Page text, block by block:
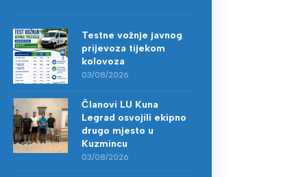
Testne vožnje javnog
prijevoza tijekom
kolovoza
03/08/2026
Članovi LU Kuna
Legrad osvojili ekipno
drugo mjesto u
Kuzmincu
03/08/2026